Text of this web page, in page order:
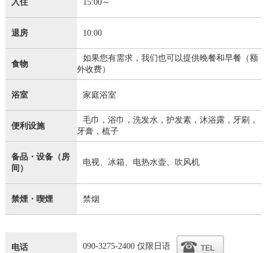
入住 15:00～
退房 10:00
食物
如果您有需求，我们也可以提供晚餐和早餐（额
外收费）
浴室 家庭浴室
便利设施
毛巾，浴巾，洗发水，护发素，沐浴露，牙刷，
牙膏，梳子
备品・设备（房
间）
电视、冰箱、电热水壶、吹风机
禁煙・喫煙 禁烟
电话 090-3275-2400 仅限日语